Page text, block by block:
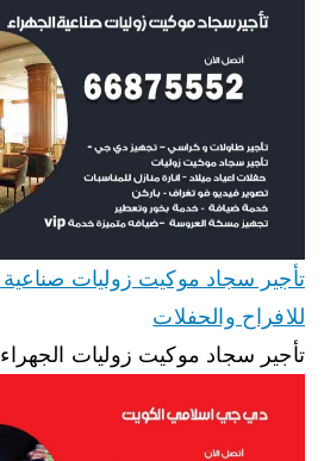
للافراح والحفلات
تأجير سجاد موكيت زوليات الجهراء